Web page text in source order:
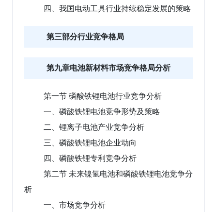
四、我国电动工具行业持续稳定发展的策略
第三部分行业竞争格局
第九章电池新材料市场竞争格局分析
第一节 磷酸铁锂电池行业竞争分析
一、磷酸铁锂电池竞争形势及策略
二、锂离子电池产业竞争分析
三、磷酸铁锂电池企业动向
四、磷酸铁锂专利竞争分析
第二节 未来镍氢电池和磷酸铁锂电池竞争分
析
一、市场竞争分析